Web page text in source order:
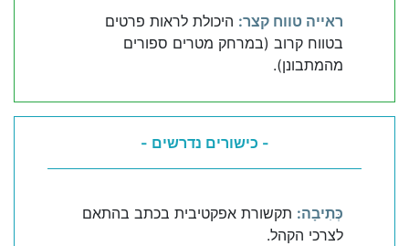
ראייה טווח קצר: היכולת לראות פרטים
בטווח קרוב (במרחק מטרים ספורים
מהמתבונן).
- כישורים נדרשים -
כְּתִיבָה: תקשורת אפקטיבית בכתב בהתאם
לצרכי הקהל.